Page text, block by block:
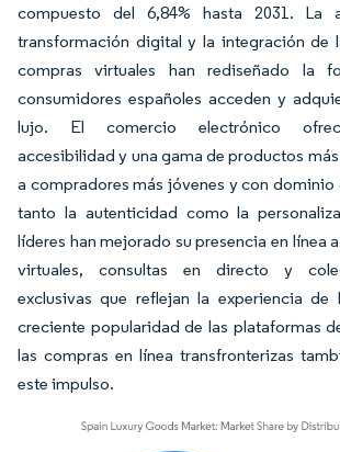
compuesto del 6,84% hasta 2031. La
transformación digital y la integración de
compras virtuales han rediseñado la
consumidores españoles acceden y
lujo. El comercio electrónico
accesibilidad y una gama de productos
a compradores más jóvenes y con dominio
tanto la autenticidad como la
líderes han mejorado su presencia en línea
virtuales, consultas en directo y
exclusivas que reflejan la experiencia
creciente popularidad de las plataformas
las compras en línea transfronterizas
este impulso.